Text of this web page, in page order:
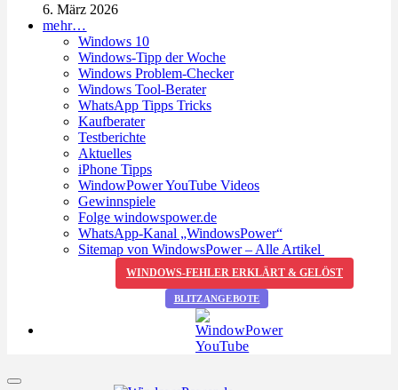
6. März 2026
mehr…
Windows 10
Windows-Tipp der Woche
Windows Problem-Checker
Windows Tool-Berater
WhatsApp Tipps Tricks
Kaufberater
Testberichte
Aktuelles
iPhone Tipps
WindowPower YouTube Videos
Gewinnspiele
Folge windowspower.de
WhatsApp-Kanal „WindowsPower“
Sitemap von WindowsPower – Alle Artikel
WINDOWS-FEHLER ERKLÄRT & GELÖST
BLITZANGEBOTE